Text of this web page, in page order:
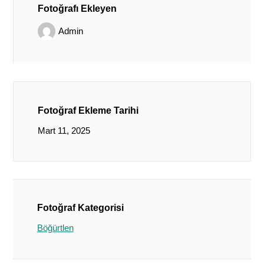
Fotoğrafı Ekleyen
Admin
Fotoğraf Ekleme Tarihi
Mart 11, 2025
Fotoğraf Kategorisi
Böğürtlen